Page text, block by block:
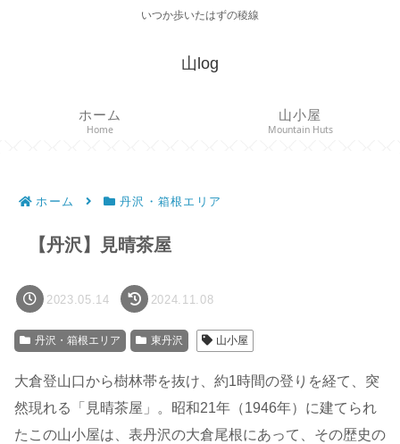
いつか歩いたはずの稜線
山log
ホーム
Home
山小屋
Mountain Huts
ホーム 丹沢・箱根エリア
【丹沢】見晴茶屋
2023.05.14 2024.11.08
丹沢・箱根エリア 東丹沢 山小屋
大倉登山口から樹林帯を抜け、約1時間の登りを経て、突
然現れる「見晴茶屋」。昭和21年（1946年）に建てられ
たこの山小屋は、表丹沢の大倉尾根にあって、その歴史の